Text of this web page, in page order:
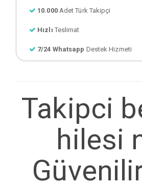
10.000 Adet Türk Takipçi
Hızlı Teslimat
7/24 Whatsapp Destek
Takipci
hilesi